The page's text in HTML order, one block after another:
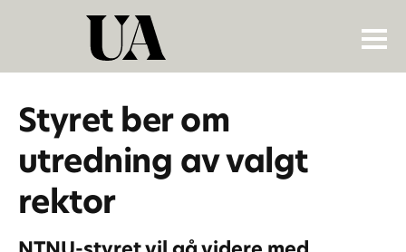
Styret ber om
utredning av valgt
rektor